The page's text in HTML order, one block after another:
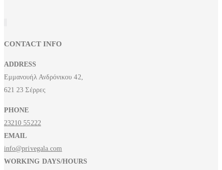
CONTACT INFO
ADDRESS
Εμμανουήλ Ανδρόνικου 42,
621 23 Σέρρες
PHONE
23210 55222
EMAIL
info@privegala.com
WORKING DAYS/HOURS